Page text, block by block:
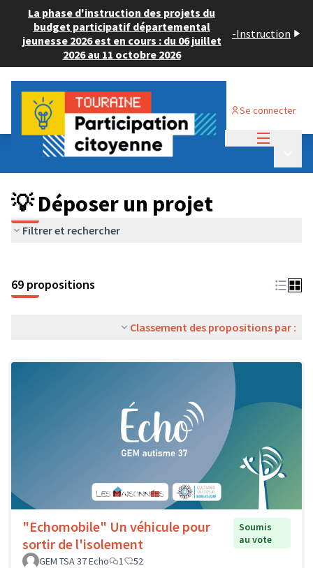
La phase d'instruction des projets du
budget participatif départemental
jeunesse 2026 est en cours : du 06 juillet
2026 au 11 octobre 2026
-Instruction
Se connecter
Budget Participatif ADULTE 2024
💡 Déposer un projet
💡 Déposer un projet
Filtrer et rechercher
69 propositions
Classement des propositions par :
"Echomobile" Un véhicule pour
sortir de l'isolement
Soumis
au vote
GEM TSA 37 Echo
1 52